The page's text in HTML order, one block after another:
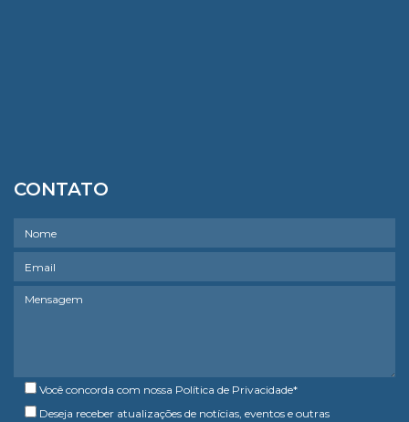
CONTATO
Você concorda com nossa Política de Privacidade*
Deseja receber atualizações de notícias, eventos e outras